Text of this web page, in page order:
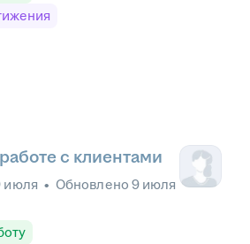
с клиентами
июля • Обновлено 9 июля